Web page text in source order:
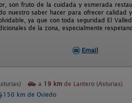
son fruto de la cuidada y esmerada
nuestro saber hacer para ofrecer calidad
ya que con toda seguridad El
de la zona, especialmente
Email
a 19 km de Lantero (Asturias)
150 km de Oviedo